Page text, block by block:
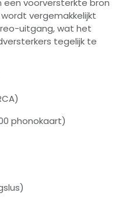
een voorversterkte bron
vergemakkelijkt
uitgang, wat het
tegelijk te
phonokaart)